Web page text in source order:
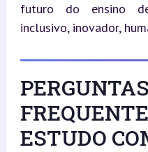
futuro do ensino
inclusivo, inovador,
PERGUNTAS
ESTUDO